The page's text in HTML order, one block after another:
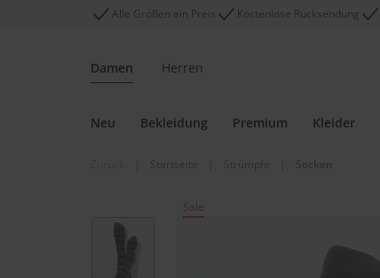
Alle Größen ein Preis Kostenlose Rücksendung
Damen Herren
Neu Bekleidung Premium Kleider
Sale